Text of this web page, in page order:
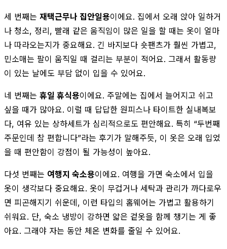
세 번째는 재택근무나 집안일용이에요. 집에서 오래 앉아 일하거
나 청소, 정리, 빨래 같은 움직임이 많은 일을 할 때는 옷이 얼마
나 따라오는지가 중요해요. 긴 바지보다 숏팬츠가 훨씬 가볍고,
민소매는 팔이 움직일 때 걸리는 부분이 적어요. 그래서 활동량
이 있는 날에도 부담 없이 입을 수 있어요.
네 번째는 휴일 휴식용이에요. 주말에는 집에서 늘어지고 쉬고
싶을 때가 많아요. 이럴 때 답답한 원피스나 타이트한 실내복보
다, 여유 있는 상하세트가 심리적으로도 편안해요. 특히 “두번째
주문인데 참 편합니다”라는 후기가 말해주듯, 이 옷은 오래 입었
을 때 편안함이 강점이 될 가능성이 높아요.
다섯 번째는 여행지 숙소용이에요. 여행을 가면 숙소에서 입을
옷이 생각보다 중요해요. 옷이 무겁거나 세탁과 관리가 까다로우
면 피곤해지기 쉬운데, 이런 타입의 홈웨어는 가볍고 활용하기
쉬워요. 단, 숙소 냉방이 강하면 얇은 겉옷을 함께 챙기는 게 좋
아요. 그래야 자는 동안 체온 변화를 줄일 수 있어요.